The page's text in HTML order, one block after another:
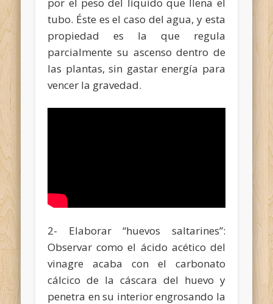
tubo. Éste es el caso del agua, y esta
propiedad es la que regula
parcialmente su ascenso dentro de
las plantas, sin gastar energía para
vencer la gravedad.
2- Elaborar “huevos saltarines”:
Observar como el ácido acético del
vinagre acaba con el carbonato
cálcico de la cáscara del huevo y
penetra en su interior engrosando la